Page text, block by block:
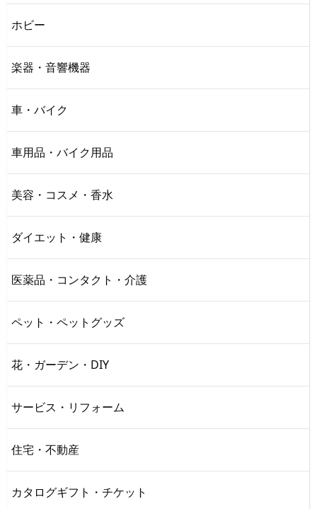
ホビー
楽器・音響機器
車・バイク
車用品・バイク用品
美容・コスメ・香水
ダイエット・健康
医薬品・コンタクト・介護
ペット・ペットグッズ
花・ガーデン・DIY
サービス・リフォーム
住宅・不動産
カタログギフト・チケット